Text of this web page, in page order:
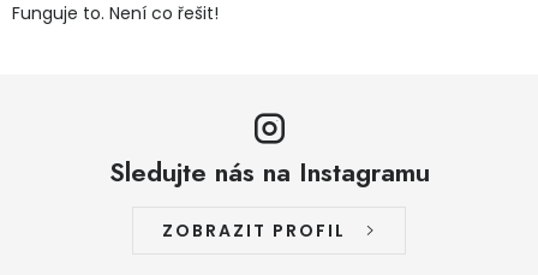
Funguje to. Není co řešit!
Sledujte nás na Instagramu
ZOBRAZIT PROFIL